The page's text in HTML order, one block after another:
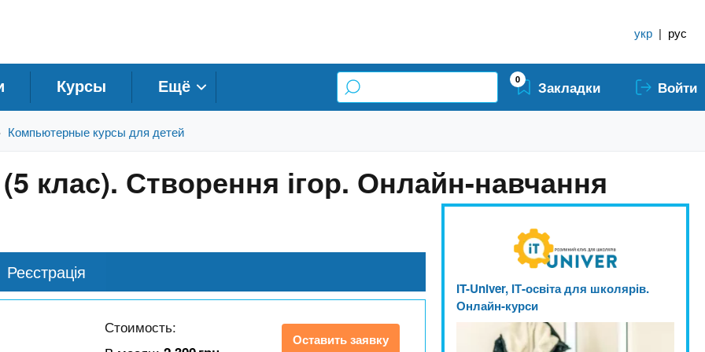
укр | рус
Курсы Ещё 0 Закладки Войти
Компьютерные курсы для детей
клас). Створення ігор. Онлайн-навчання
Реєстрація
Стоимость:
Оставить заявку
IT-Univer, ІТ-освіта для школярів.
Онлайн-курси